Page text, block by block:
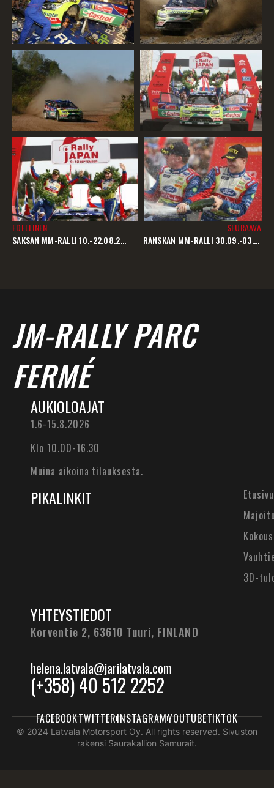
EDELLINEN
SAKSAN MM-RALLI 10.-22.08.2010
SEURAAVA
RANSKAN MM-RALLI 30.09.-03.10.2010
JM-RALLY PARC
FERMÉ
AUKIOLOAJAT
1.6-15.8.2026
Klo 10.00-16.30
Muina aikoina tilauksesta.
PIKALINKIT
Etusivu
3D-
YHTEYSTIEDOT
Korventie 2, 63610 Tuuri, FINLAND
helena.latvala@jarilatvala.com
(+358) 40 512 2252
© 2024 Latvala Motorsport Oy. All rights reserved. Sivuston
rakensi Saurakallion Samurait.
FACEBOOKTWITTERINSTAGRAMYOUTUBETIKTOK